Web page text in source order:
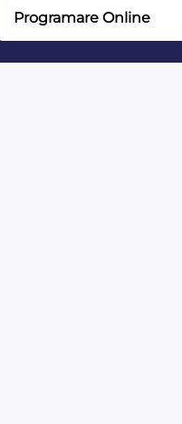
Programare Online